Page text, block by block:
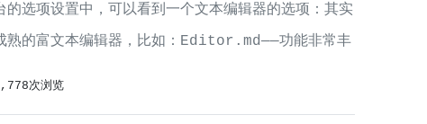
选项设置中，可以看到一个文本编辑器的选项：其实
熟的富文本编辑器，比如：Editor.md——功能非常丰
次浏览